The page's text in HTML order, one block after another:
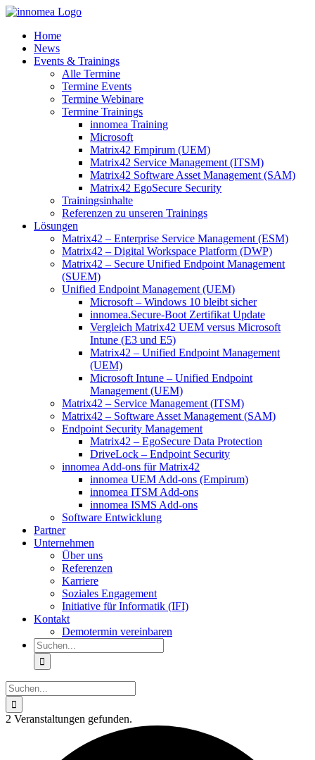
Zum
springenHome
News
Events & Trainings
Alle Termine
Termine Events
Termine Webinare
Termine Trainings
innomea Training
Microsoft
Matrix42 Empirum (UEM)
Matrix42 Service Management (ITSM)
Matrix42 Software Asset Management (SAM)
Matrix42 EgoSecure Security
Trainingsinhalte
Referenzen zu unseren Trainings
Lösungen
Matrix42 – Enterprise Service Management (ESM)
Matrix42 – Digital Workspace Platform (DWP)
Matrix42 – Secure Unified Endpoint Management
(SUEM)
Unified Endpoint Management (UEM)
Microsoft – Windows 10 bleibt sicher
innomea.Secure-Boot Zertifikat Update
Vergleich Matrix42 UEM versus Microsoft
Intune (E3 und E5)
Matrix42 – Unified Endpoint Management
(UEM)
Microsoft Intune – Unified Endpoint
Management (UEM)
Matrix42 – Service Management (ITSM)
Matrix42 – Software Asset Management (SAM)
Endpoint Security Management
Matrix42 – EgoSecure Data Protection
DriveLock – Endpoint Security
innomea Add-ons für Matrix42
innomea UEM Add-ons (Empirum)
innomea ITSM Add-ons
innomea ISMS Add-ons
Software Entwicklung
Partner
Unternehmen
Über uns
Referenzen
Karriere
Soziales Engagement
Initiative für Informatik (IFI)
Kontakt
Demotermin vereinbaren
Suche
nach:
Suche
nach:
2 Veranstaltungen gefunden.